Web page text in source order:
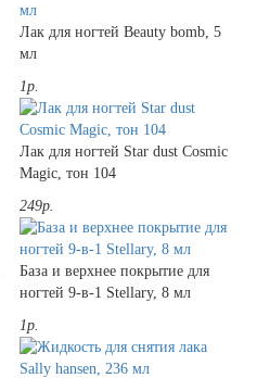
Лак для ногтей Beauty bomb, 5
мл
1р.
Лак для ногтей Star dust Cosmic
Magic, тон 104
249р.
База и верхнее покрытие для
ногтей 9-в-1 Stellary, 8 мл
1р.